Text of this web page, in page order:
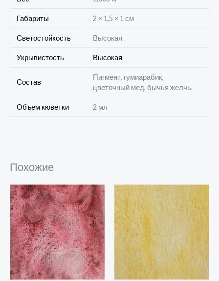
Габариты 2 × 1,5 × 1 см
Светостойкость Высокая
Укрывистость Высокая
Состав
Пигмент, гумиарабик,
цветочный мед, бычья желчь.
Объем кюветки 2 мл
Похожие